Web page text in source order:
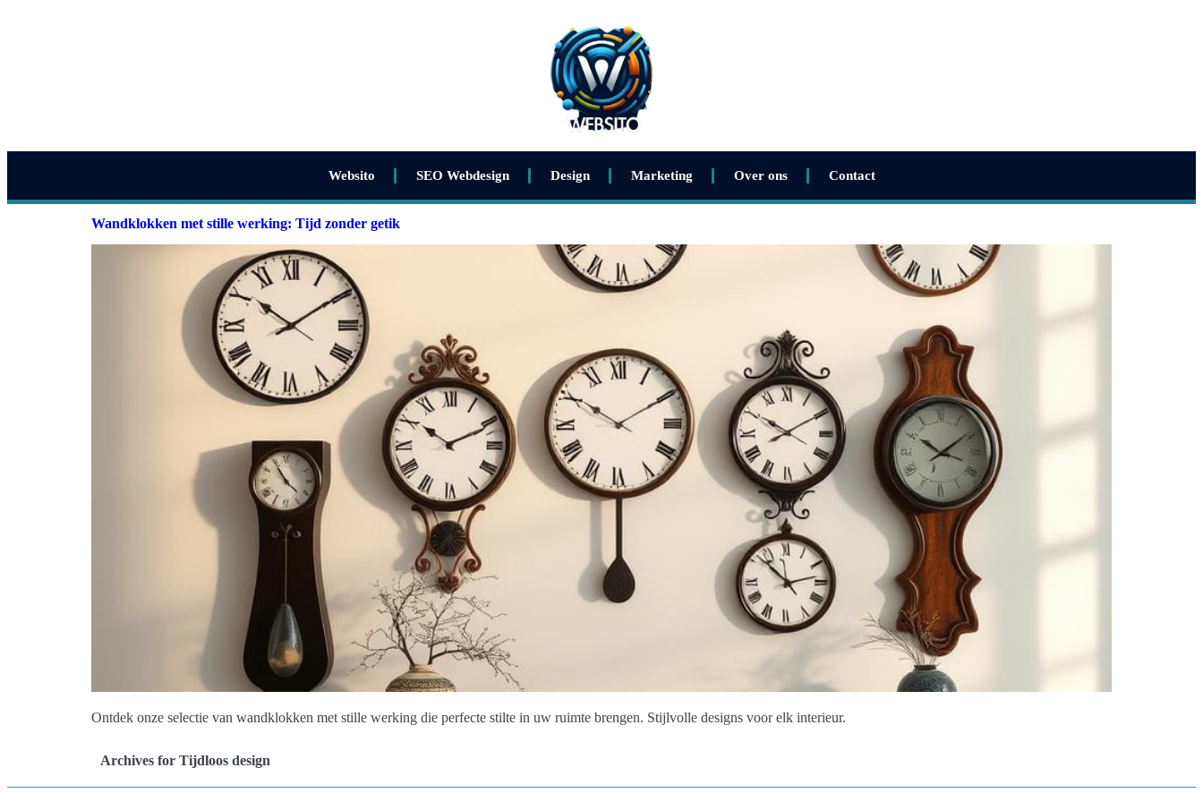
Websito SEO Webdesign Design Marketing Over ons Contact
Wandklokken met stille werking: Tijd zonder getik
Ontdek onze selectie van wandklokken met stille werking die perfecte stilte in uw ruimte brengen. Stijlvolle designs voor elk interieur.
Archives for Tijdloos design